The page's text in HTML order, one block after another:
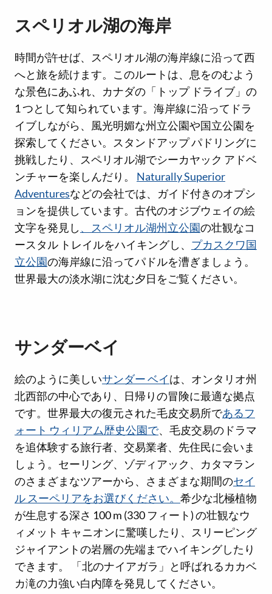
スペリオル湖の海岸
時間が許せば、スペリオル湖の海岸線に沿って西
へと旅を続けます。このルートは、息をのむよう
な景色にあふれ、カナダの「トップ ドライブ」の
1 つとして知られています。海岸線に沿ってドラ
イブしながら、風光明媚な州立公園や国立公園を
探索してください。スタンドアップ パドリングに
挑戦したり、スペリオル湖でシーカヤック アドベ
ンチャーを楽しんだり。 Naturally Superior
Adventuresなどの会社では、ガイド付きのオプシ
ョンを提供しています。古代のオジブウェイの絵
文字を発見し 、スペリオル湖州立公園の壮観なコ
ースタル トレイルをハイキングし、 プカスクワ国
立公園の海岸線に沿ってパドルを漕ぎましょう。
世界最大の淡水湖に沈む夕日をご覧ください。
サンダーベイ
絵のように美しいサンダー ベイは、オンタリオ州
北西部の中心であり、日帰りの冒険に最適な拠点
です。世界最大の復元された毛皮交易所であるフ
ォート ウィリアム歴史公園で、毛皮交易のドラマ
を追体験する旅行者、交易業者、先住民に会いま
しょう。セーリング、ゾディアック、カタマラン
のさまざまなツアーから、さまざまな期間のセイ
ル スーペリアをお選びください。 希少な北極植物
が生息する深さ 100 m (330 フィート) の壮観なウ
ィメット キャニオンに驚嘆したり、スリーピング
ジャイアントの岩層の先端までハイキングしたり
できます。 「北のナイアガラ」と呼ばれるカカベ
カ滝の力強い白内障を発見してください。